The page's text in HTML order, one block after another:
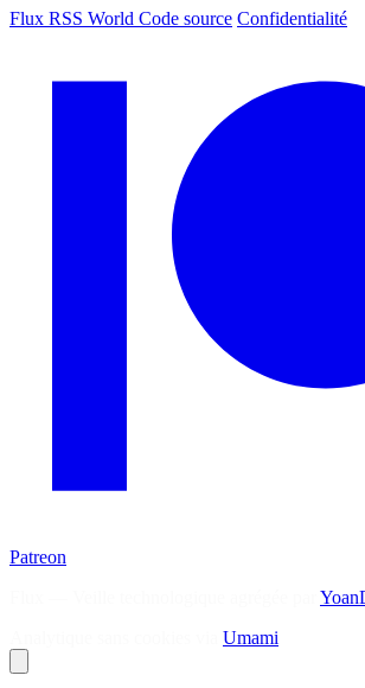
Flux RSS World Code source Confidentialité
Patreon
Umami